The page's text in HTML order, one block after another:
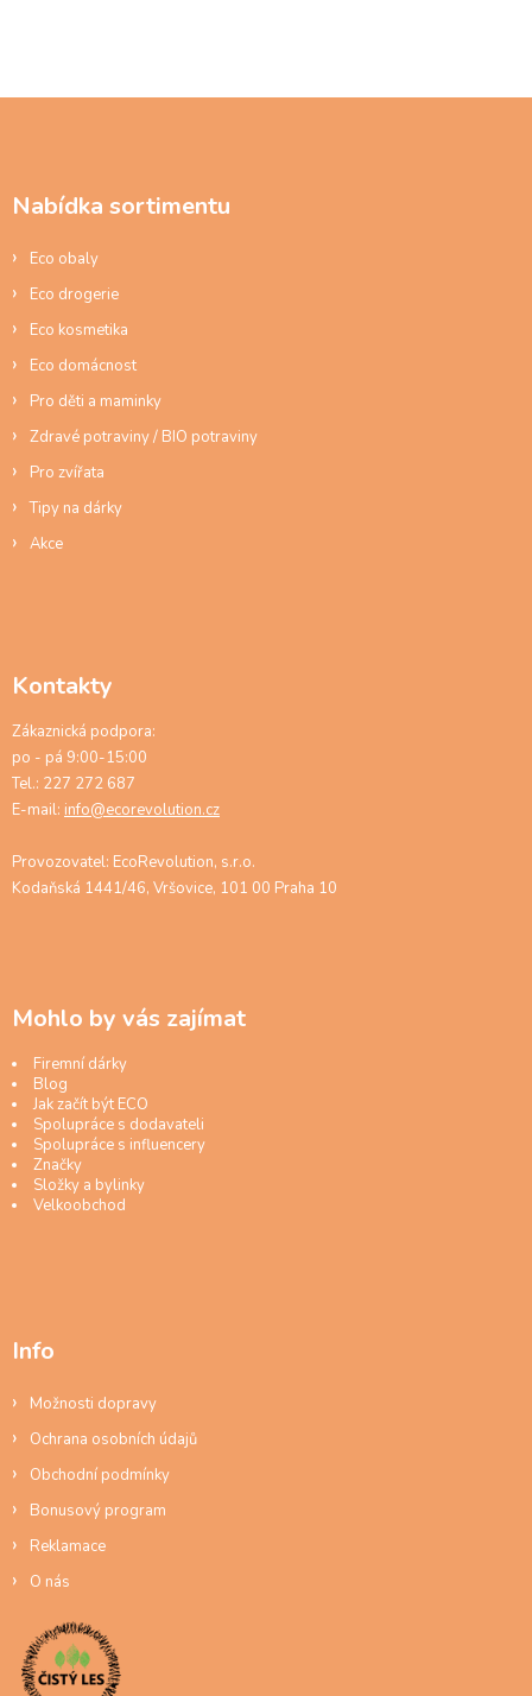
Nabídka sortimentu
Eco obaly
Eco drogerie
Eco kosmetika
Eco domácnost
Pro děti a maminky
Zdravé potraviny / BIO potraviny
Pro zvířata
Tipy na dárky
Akce
Kontakty
Zákaznická podpora:
po - pá 9:00-15:00
Tel.: 227 272 687
E-mail: info@ecorevolution.cz
Provozovatel: EcoRevolution, s.r.o.
Kodaňská 1441/46, Vršovice, 101 00 Praha 10
Mohlo by vás zajímat
Firemní dárky
Blog
Jak začít být ECO
Spolupráce s dodavateli
Spolupráce s influencery
Značky
Složky a bylinky
Velkoobchod
Info
Možnosti dopravy
Ochrana osobních údajů
Obchodní podmínky
Bonusový program
Reklamace
O nás